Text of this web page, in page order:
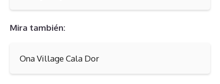
Mira también:
Ona Village Cala Dor